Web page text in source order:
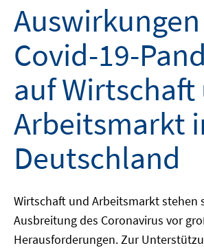
Covid-19-
auf Wirtschaft
Arbeitsmarkt
Deutschland
Wirtschaft und Arbeitsmarkt stehen
Ausbreitung des Coronavirus vor
Herausforderungen. Zur